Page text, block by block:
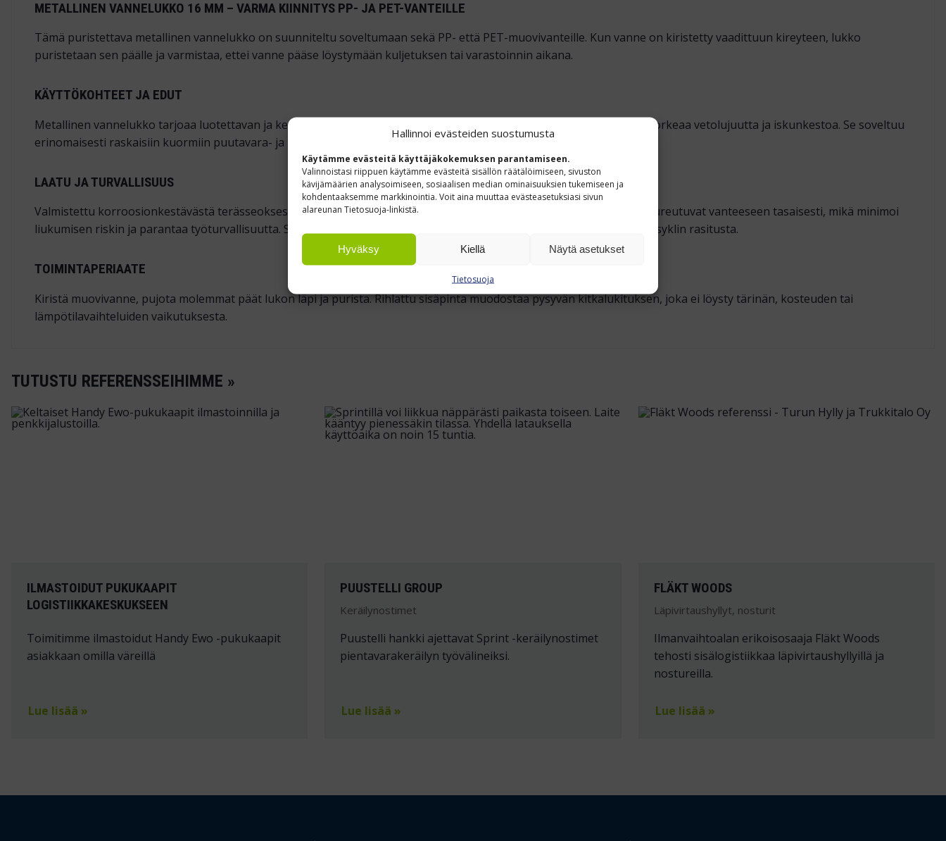
Hallinnoi evästeiden suostumusta
Käytämme evästeitä käyttäjäkokemuksen parantamiseen.
Valinnoistasi riippuen käytämme evästeitä sisällön räätälöimiseen, sivuston
kävijämäärien analysoimiseen, sosiaalisen median ominaisuuksien tukemiseen ja
kohdentaaksemme markkinointia. Voit aina muuttaa evästeasetuksiasi sivun
alareunan Tietosuoja-linkistä.
Hyväksy Kiellä Näytä asetukset
Tietosuoja
METALLINEN VANNELUKKO 16 MM – VARMA KIINNITYS PP- JA PET-VANTEILLE
Tämä puristettava metallinen vannelukko on suunniteltu soveltumaan sekä PP- että PET-muovivanteille. Kun vanne on kiristetty vaadittuun kireyteen, lukko
puristetaan sen päälle ja varmistaa, ettei vanne pääse löystymään kuljetuksen tai varastoinnin aikana.
KÄYTTÖKOHTEET JA EDUT
Metallinen vannelukko tarjoaa luotettavan ja kestävän ratkaisun teolliseen pakkaamiseen, erityisesti kun vaaditaan korkeaa vetolujuutta ja iskunkestoa. Se soveltuu
erinomaisesti raskaisiin kuormiin puutavara- ja rakennusteollisuudessa sekä kontti- ja laivakuljetuksissa.
LAATU JA TURVALLISUUS
Valmistettu korroosionkestävästä terässeoksesta, joka täyttää yleisimmät teollisuusstandardit. Lukon sisäiset kiilat pureutuvat vanteeseen tasaisesti, mikä minimoi
liukumisen riskin ja parantaa työturvallisuutta. Sopivissa olosuhteissa lukko kestää myös toistuvaa avaus- ja sulkemissyklin rasitusta.
TOIMINTAPERIAATE
Kiristä muovivanne, pujota molemmat päät lukon läpi ja purista. Rihlattu sisäpinta muodostaa pysyvän kitkalukituksen, joka ei löysty tärinän, kosteuden tai
lämpötilavaihteluiden vaikutuksesta.
TUTUSTU REFERENSSEIHIMME »
ILMASTOIDUT PUKUKAAPIT
LOGISTIIKKAKESKUKSEEN
Toimitimme ilmastoidut Handy Ewo -pukukaapit
asiakkaan omilla väreillä
Lue lisää »
PUUSTELLI GROUP
Keräilynostimet
Puustelli hankki ajettavat Sprint -keräilynostimet
pientavarakeräilyn työvälineiksi.
Lue lisää »
FLÄKT WOODS
Läpivirtaushyllyt, nosturit
Ilmanvaihtoalan erikoisosaaja Fläkt Woods
tehosti sisälogistiikkaa läpivirtaushyllyillä ja
nostureilla.
Lue lisää »